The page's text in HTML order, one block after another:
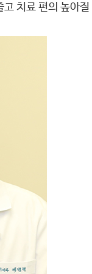
치료 편의 높아질